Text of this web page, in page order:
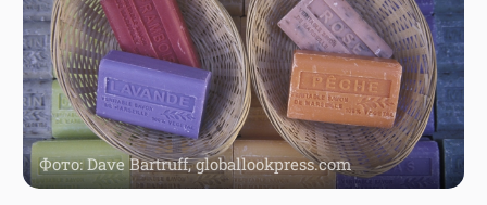
Фото: Dave Bartruff, globallookpress.com